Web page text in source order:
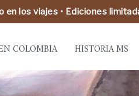
en los viajes • Ediciones
COLOMBIA HISTORIA MS